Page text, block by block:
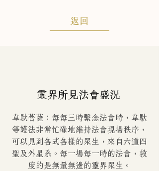
返回
靈界所見法會盛況
韋馱菩薩：每每三時繫念法會時，韋馱
等護法非常忙碌地維持法會現場秩序，
可以見到各式各樣的眾生，來自六道四
聖及外星系。每一場每一時的法會，救
度的是無量無邊的靈界眾生。